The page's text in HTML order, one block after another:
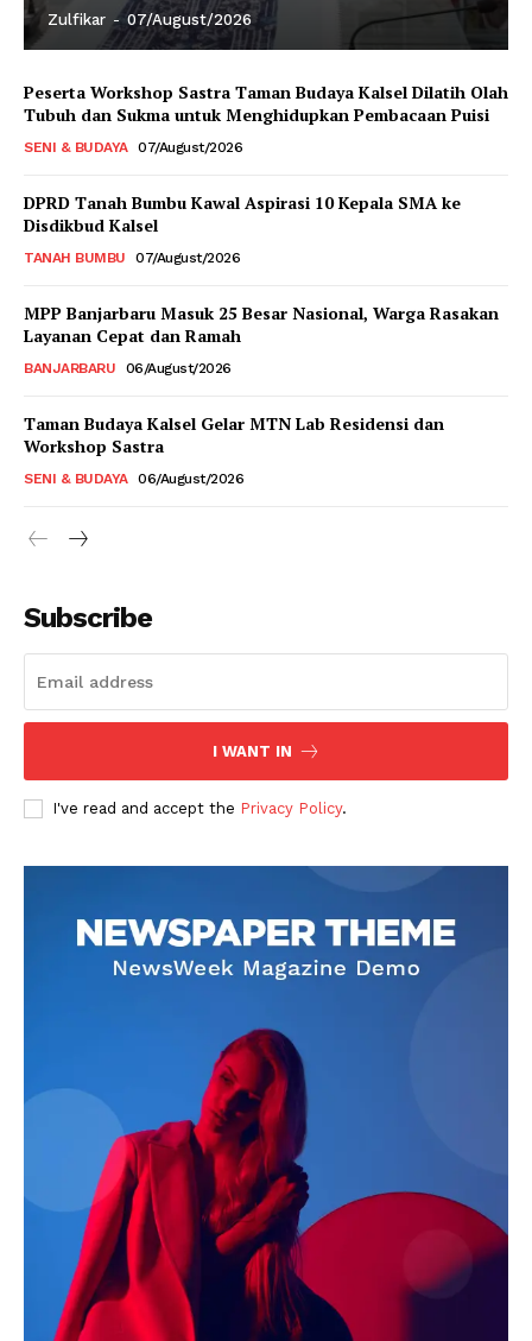
Zulfikar - 07/August/2026
Peserta Workshop Sastra Taman Budaya Kalsel Dilatih Olah
Tubuh dan Sukma untuk Menghidupkan Pembacaan Puisi
SENI & BUDAYA 07/August/2026
DPRD Tanah Bumbu Kawal Aspirasi 10 Kepala SMA ke
Disdikbud Kalsel
TANAH BUMBU 07/August/2026
MPP Banjarbaru Masuk 25 Besar Nasional, Warga Rasakan
Layanan Cepat dan Ramah
BANJARBARU 06/August/2026
Taman Budaya Kalsel Gelar MTN Lab Residensi dan
Workshop Sastra
SENI & BUDAYA 06/August/2026
Subscribe
I WANT IN
I've read and accept the Privacy Policy.